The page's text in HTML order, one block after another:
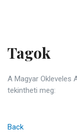
Tagok
A Magyar Okleveles
tekintheti meg:
Back